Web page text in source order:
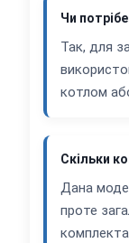
Чи
Так, для
котлом
Скільки
Дана
проте